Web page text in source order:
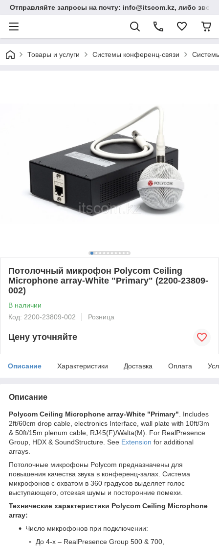
Отправляйте запросы на почту: info@itscom.kz, либо
Товары и услуги Системы конференц-связи
Потолочный микрофон Polycom Ceiling
Microphone array-White "Primary" (2200-23809-
002)
В наличии
Код: 2200-23809-002
Розница
Цену уточняйте
Описание Характеристики Доставка Оплата
Описание
Polycom Ceiling Microphone array-White "Primary" . Includes
2ft/60cm drop cable, electronics Interface, wall plate with 10ft/3m
& 50ft/15m plenum cable, RJ45(F)/Walta(M). For RealPresence
Group, HDX & SoundStructure. See Extension for additional
arrays.
Потолочные микрофоны Polycom предназначены для
повышения качества звука в конференц-залах. Система
микрофонов с охватом в 360 градусов выделяет голос
выступающего, отсекая шумы и посторонние помехи.
Технические характеристики Polycom Ceiling Microphone
array:
Число микрофонов при подключении:
До 4-х – RealPresence Group 500 & 700,